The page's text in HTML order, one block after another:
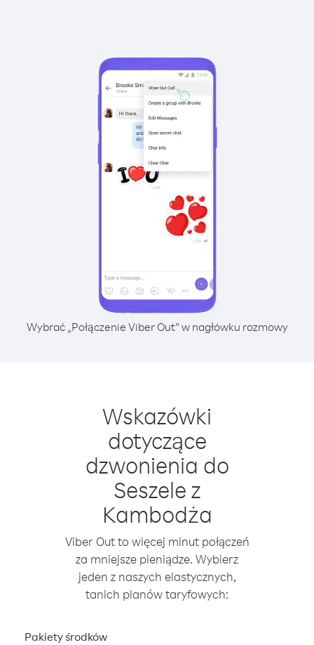
Wybrać „Połączenie Viber Out” w nagłówku rozmowy
Wskazówki
dotyczące
dzwonienia do
Seszele z
Kambodża
Viber Out to więcej minut połączeń
za mniejsze pieniądze. Wybierz
jeden z naszych elastycznych,
tanich planów taryfowych:
Pakiety środków